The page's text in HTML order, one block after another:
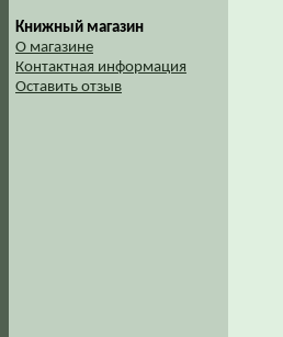
Книжный магазин
О магазине
Контактная информация
Оставить отзыв